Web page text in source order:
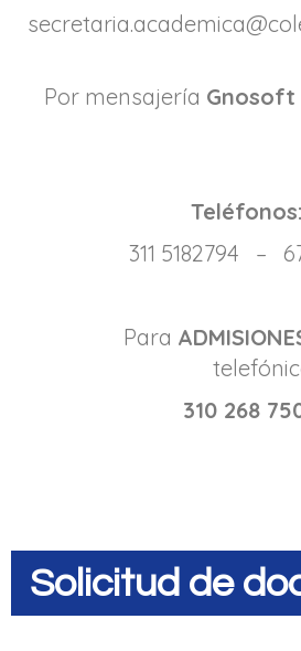
Por mensajería Gnosoft
Teléfonos:
311 5182794 –
Para
310 268
Solicitud de